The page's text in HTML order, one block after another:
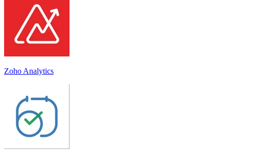
Zoho Analytics